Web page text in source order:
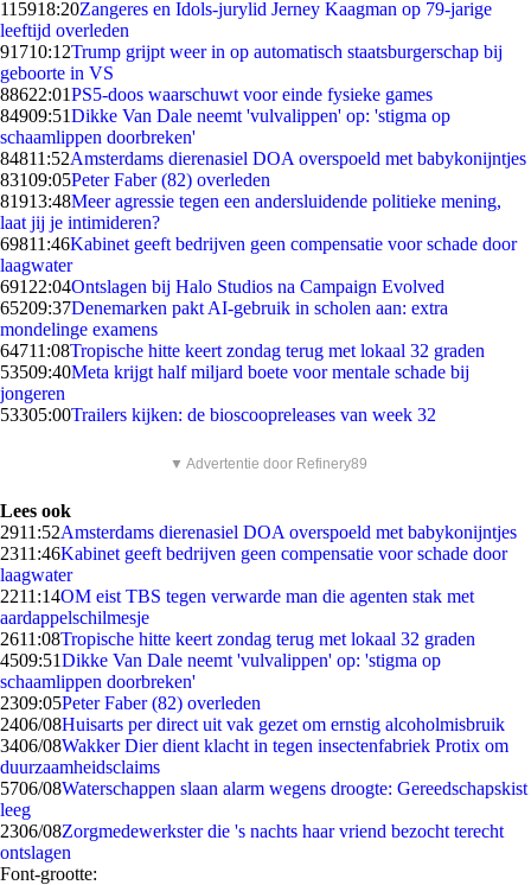
115918:20Zangeres en Idols-jurylid Jerney Kaagman op 79-jarige
leeftijd overleden
91710:12Trump grijpt weer in op automatisch staatsburgerschap bij
geboorte in VS
88622:01PS5-doos waarschuwt voor einde fysieke games
84909:51Dikke Van Dale neemt 'vulvalippen' op: 'stigma op
schaamlippen doorbreken'
84811:52Amsterdams dierenasiel DOA overspoeld met babykonijntjes
83109:05Peter Faber (82) overleden
81913:48Meer agressie tegen een andersluidende politieke mening,
laat jij je intimideren?
69811:46Kabinet geeft bedrijven geen compensatie voor schade door
laagwater
691 22:04Ontslagen bij Halo Studios na Campaign Evolved
65209:37Denemarken pakt AI-gebruik in scholen aan: extra
mondelinge examens
64711:08Tropische hitte keert zondag terug met lokaal 32 graden
53509:40Meta krijgt half miljard boete voor mentale schade bij
jongeren
53305:00Trailers kijken: de bioscoopreleases van week 32
▼ Advertentie door Refinery89
Lees ook
2911:52Amsterdams dierenasiel DOA overspoeld met babykonijntjes
2311:46Kabinet geeft bedrijven geen compensatie voor schade door
laagwater
2211:14OM eist TBS tegen verwarde man die agenten stak met
aardappelschilmesje
2611:08Tropische hitte keert zondag terug met lokaal 32 graden
4509:51Dikke Van Dale neemt 'vulvalippen' op: 'stigma op
schaamlippen doorbreken'
2309:05Peter Faber (82) overleden
2406/08Huisarts per direct uit vak gezet om ernstig alcoholmisbruik
3406/08Wakker Dier dient klacht in tegen insectenfabriek Protix om
duurzaamheidsclaims
5706/08Waterschappen slaan alarm wegens droogte: Gereedschapskist
leeg
2306/08Zorgmedewerkster die 's nachts haar vriend bezocht terecht
ontslagen
Font-grootte: